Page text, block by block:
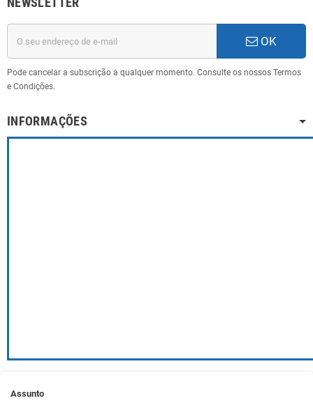
OK
Pode cancelar a subscrição a qualquer momento. Consulte os nossos Termos
e Condições.
INFORMAÇÕES
Assunto